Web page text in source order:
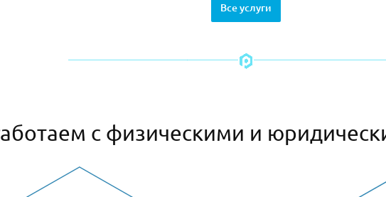
Все услуги
с физическими и